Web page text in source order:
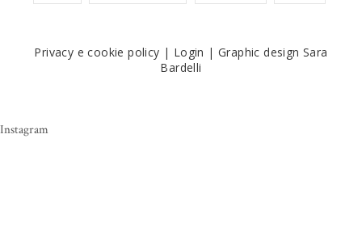
Privacy e cookie policy | Login | Graphic design Sara
Bardelli
Instagram